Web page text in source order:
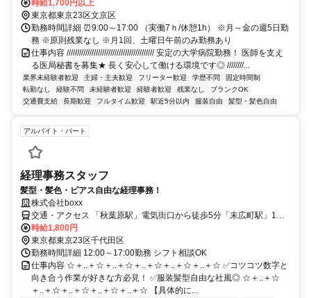
「本郷三丁目駅」徒歩7分
時給1,700円以上
東京都東京23区文京区
勤務時間詳細 ⏰9:00～17:00 （実働7ｈ/休憩1h） ※月～金の週5日勤
務 ※原則残業なし ※月1回、土曜日午前のみ勤務あり
仕事内容 ////////////////////////////////////////// 安定の大学病院勤務！ 医師を支え
る医局秘書を募集★ 長く安心して働ける環境です◎ ////////...
業界未経験者歓迎 主婦・主夫歓迎 フリーター歓迎 学歴不問
固定時間制
転勤なし
経験不問 未経験者歓迎 経験者歓迎 残業なし
ブランクOK
交通費支給
長期歓迎 フルタイム歓迎 駅近5分以内 服装自由 髪型・髪色自由
アルバイト・パート
経理事務スタッフ
髪型・髪色・ピアス自由な経理事務！
株式会社boxx
交通・アクセス 「秋葉原駅」電気街口から徒歩5分「末広町駅」1番
出口から徒歩2分
時給1,800円
東京都東京23区千代田区
勤務時間詳細 12:00～17:00勤務 シフト相談OK
仕事内容 ☆＋..＋☆＋..＋☆＋..＋☆＋..＋☆＋..＋☆ ✅コツコツ数字と
向き合う作業が好きな方必見！ ✅服装髪型自由な社風◎ ☆＋..＋☆
＋..＋☆＋..＋☆＋..＋☆＋..＋☆ 【具体的に...